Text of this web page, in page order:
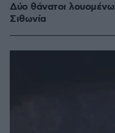
Δύο θάνατοι
Σιθωνία